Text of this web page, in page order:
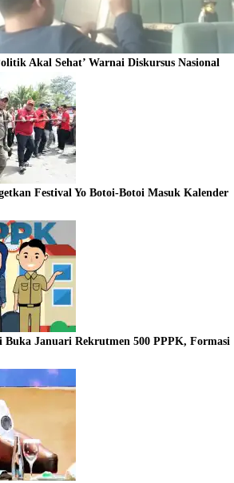
Akal Sehat’ Warnai Diskursus Nasional
Festival Yo Botoi-Botoi Masuk Kalender
Buka Januari Rekrutmen 500 PPPK, Formasi